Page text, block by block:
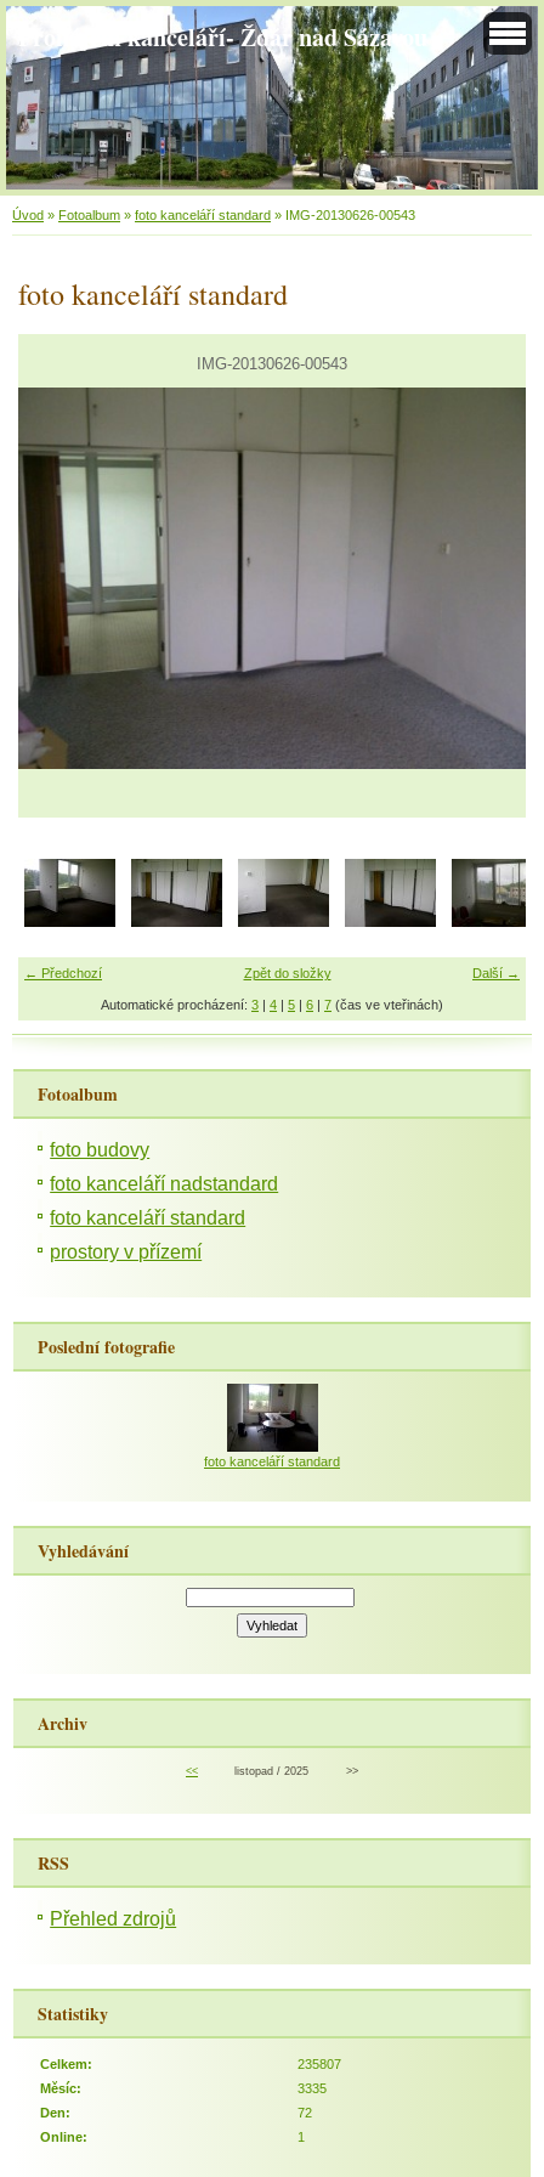
Pronájem kanceláří- Žďár nad Sázavou
Úvod » Fotoalbum » foto kanceláří standard » IMG-20130626-00543
foto kanceláří standard
IMG-20130626-00543
← Předchozí Další →
Zpět do složky
Automatické procházení: 3 | 4 | 5 | 6 | 7 (čas ve vteřinách)
Fotoalbum
foto budovy
foto kanceláří nadstandard
foto kanceláří standard
prostory v přízemí
Poslední fotografie
foto kanceláří standard
Vyhledávání
Archiv
<< listopad / 2025 >>
RSS
Přehled zdrojů
Statistiky
Online: 1
Celkem:
235807
Měsíc:
3335
Den:
72